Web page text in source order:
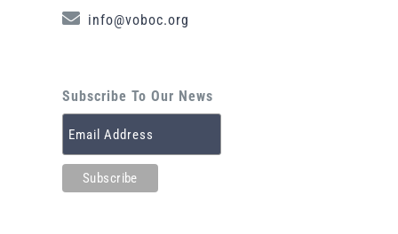
info@voboc.org
Subscribe To Our News